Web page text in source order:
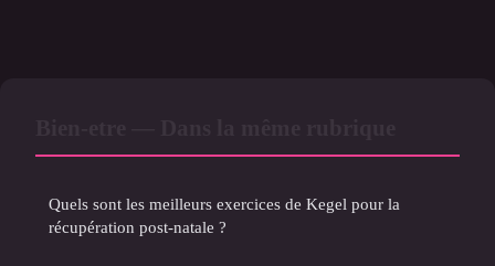
Quels sont les meilleurs exercices de Kegel pour la
récupération post-natale ?